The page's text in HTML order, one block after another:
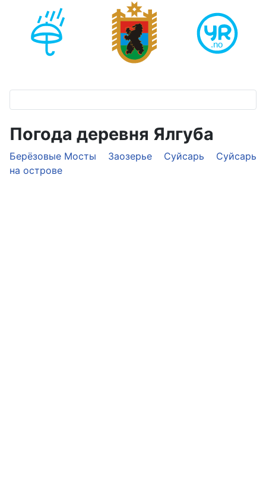
Погода деревня Ялгуба
Берёзовые Мосты Заозерье Суйсарь
Суйсарь
на острове